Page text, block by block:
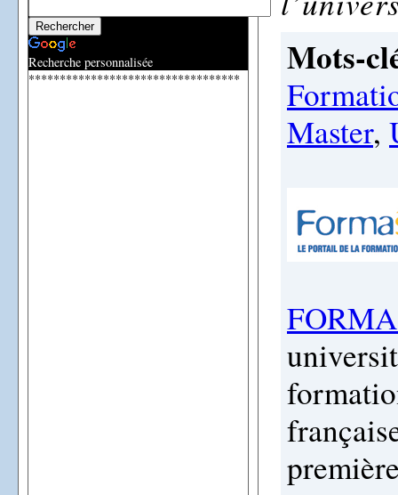
Recherche personnalisée
**********************************
Mots-
Master,